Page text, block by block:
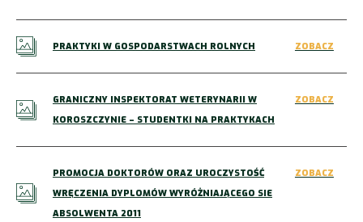
PRAKTYKI W GOSPODARSTWACH ROLNYCH ZOBACZ
GRANICZNY INSPEKTORAT WETERYNARII W
KOROSZCZYNIE – STUDENTKI NA PRAKTYKACH
ZOBACZ
PROMOCJA DOKTORÓW ORAZ UROCZYSTOŚĆ
WRĘCZENIA DYPLOMÓW WYRÓŻNIAJĄCEGO SIE
ABSOLWENTA 2011
ZOBACZ